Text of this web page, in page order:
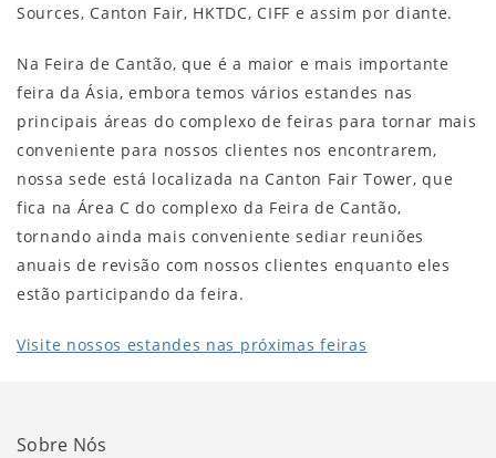
Sources, Canton Fair, HKTDC, CIFF e assim por diante.
Na Feira de Cantão, que é a maior e mais importante
feira da Ásia, embora temos vários estandes nas
principais áreas do complexo de feiras para tornar mais
conveniente para nossos clientes nos encontrarem,
nossa sede está localizada na Canton Fair Tower, que
fica na Área C do complexo da Feira de Cantão,
tornando ainda mais conveniente sediar reuniões
anuais de revisão com nossos clientes enquanto eles
estão participando da feira.
Visite nossos estandes nas próximas feiras
Sobre Nós